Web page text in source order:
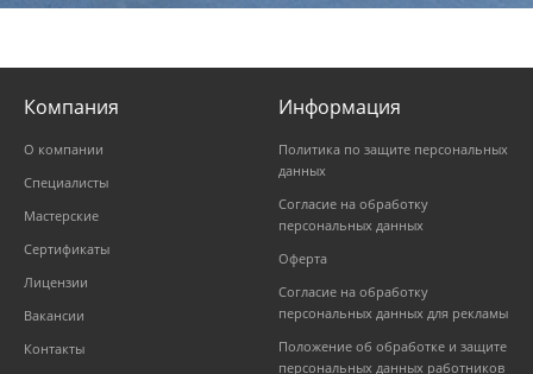
Компания
О компании
Специалисты
Мастерские
Сертификаты
Лицензии
Вакансии
Контакты
Информация
Политика по защите персональных
данных
Согласие на обработку
персональных данных
Оферта
Согласие на обработку
персональных данных для рекламы
Положение об обработке и защите
персональных данных работников